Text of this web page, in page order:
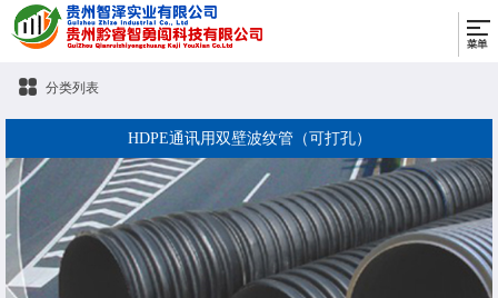
分类列表
HDPE通讯用双壁波纹管（可打孔）